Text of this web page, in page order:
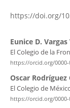
https://doi.org/
Eunice D. Vargas
El Colegio de la
https://orcid.org/0000-
Oscar Rodríguez
El Colegio de
https://orcid.org/0000-